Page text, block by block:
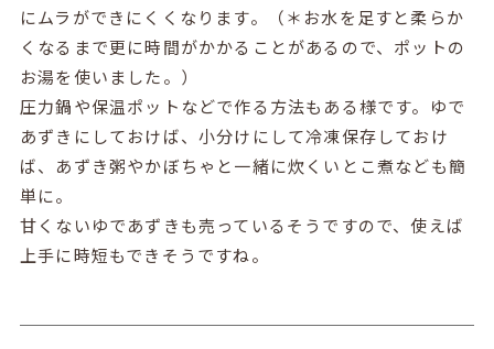
にムラができにくくなります。（＊お水を足すと柔らか
くなるまで更に時間がかかることがあるので、ポットの
お湯を使いました。）
圧力鍋や保温ポットなどで作る方法もある様です。ゆで
あずきにしておけば、小分けにして冷凍保存しておけ
ば、あずき粥やかぼちゃと一緒に炊くいとこ煮なども簡
単に。
甘くないゆであずきも売っているそうですので、使えば
上手に時短もできそうですね。